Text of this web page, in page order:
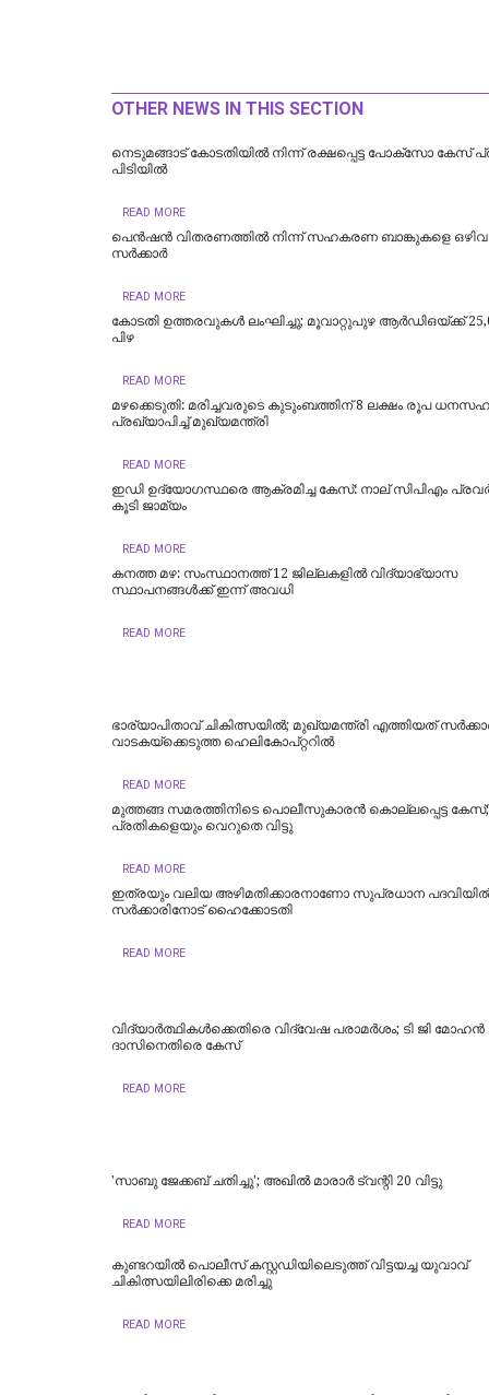
OTHER NEWS IN THIS SECTION
നെടുമങ്ങാട് കോടതിയില്‍ നിന്ന് രക്ഷപ്പെട്ട പോക്‌സോ കേസ്
പിടിയില്‍
READ MORE
പെൻഷൻ വിതരണത്തിൽ നിന്ന് സഹകരണ ബാങ്കുകളെ
സർക്കാർ
READ MORE
കോടതി ഉത്തരവുകൾ ലംഘിച്ചു; മൂവാറ്റുപുഴ ആർഡിഒയ്ക്ക്
പിഴ
READ MORE
മഴക്കെടുതി: മരിച്ചവരുടെ കുടുംബത്തിന് 8 ലക്ഷം രൂപ
പ്രഖ്യാപിച്ച് മുഖ്യമന്ത്രി
READ MORE
ഇഡി ഉദ്യോഗസ്ഥരെ ആക്രമിച്ച കേസ്: നാല് സിപിഎം
കൂടി ജാമ്യം
READ MORE
കനത്ത മഴ: സംസ്ഥാനത്ത് 12 ജില്ലകളില്‍ വിദ്യാഭ്യാസ
സ്ഥാപനങ്ങള്‍ക്ക് ഇന്ന് അവധി
READ MORE
ഭാര്യാപിതാവ് ചികിത്സയിൽ; മുഖ്യമന്ത്രി എത്തിയത്
വാടകയ്‌ക്കെടുത്ത ഹെലികോപ്റ്ററില്‍
READ MORE
മുത്തങ്ങ സമരത്തിനിടെ പൊലീസുകാരൻ കൊല്ലപ്പെട്ട
പ്രതികളെയും വെറുതെ വിട്ടു
READ MORE
ഇത്രയും വലിയ അഴിമതിക്കാരനാണോ സുപ്രധാന
സർക്കാരിനോട് ഹൈക്കോടതി
READ MORE
വിദ്യാര്‍ത്ഥികള്‍ക്കെതിരെ വിദ്വേഷ പരാമര്‍ശം; ടി ജി മോഹന്‍
ദാസിനെതിരെ കേസ്
READ MORE
'സാബു ജേക്കബ് ചതിച്ചു'; അഖിൽ മാരാർ ട്വന്റി 20 വിട്ടു
READ MORE
കുണ്ടറയിൽ പൊലീസ് കസ്റ്റഡിയിലെടുത്ത് വിട്ടയച്ച യുവാവ്
ചികിത്സയിലിരിക്കെ മരിച്ചു
READ MORE